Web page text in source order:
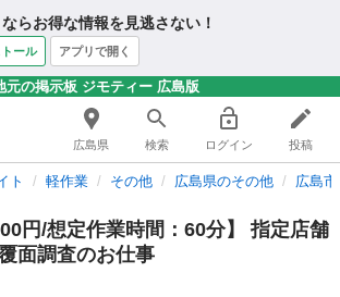
らお得な情報を見逃さない！
ール アプリで開く
元の掲示板 ジモティー 広島版
広島県 検索 ログイン 投稿
ト 軽作業 その他 広島県のその他 広島
円/想定作業時間：60分】 指定店舗
面調査のお仕事